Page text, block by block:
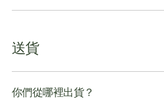
送貨
你們從哪裡出貨？